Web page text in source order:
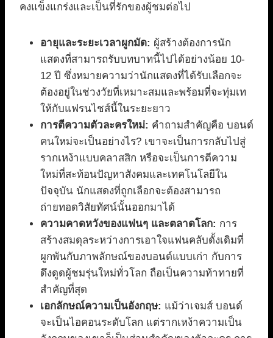
คงแข็งแกร่งและเป็นที่รักของผู้ชมต่อไป
อายุและระยะเวลาผูกมัด: ผู้สร้างต้องการนัก
แสดงที่สามารถรับบทบาทนี้ไปได้อย่างน้อย 10-
12 ปี ซึ่งหมายความว่านักแสดงที่ได้รับเลือกจะ
ต้องอยู่ในช่วงวัยที่เหมาะสมและพร้อมที่จะทุ่มเท
ให้กับแฟรนไชส์นี้ในระยะยาว
การตีความตัวละครใหม่: คำถามสำคัญคือ บอนด์
คนใหม่จะเป็นอย่างไร? เขาจะเป็นการกลับไปสู่
รากเหง้าแบบคลาสสิก หรือจะเป็นการตีความ
ใหม่ที่สะท้อนปัญหาสังคมและเทคโนโลยีใน
ปัจจุบัน นักแสดงที่ถูกเลือกจะต้องสามารถ
ถ่ายทอดวิสัยทัศน์นั้นออกมาได้
ความคาดหวังของแฟนๆ และตลาดโลก: การ
สร้างสมดุลระหว่างการเอาใจแฟนคลับดั้งเดิมที่
ผูกพันกับภาพลักษณ์ของบอนด์แบบเก่า กับการ
ดึงดูดผู้ชมรุ่นใหม่ทั่วโลก ถือเป็นความท้าทายที่
สำคัญที่สุด
เอกลักษณ์ความเป็นอังกฤษ: แม้ว่าเจมส์ บอนด์
จะเป็นไอคอนระดับโลก แต่รากเหง้าความเป็น